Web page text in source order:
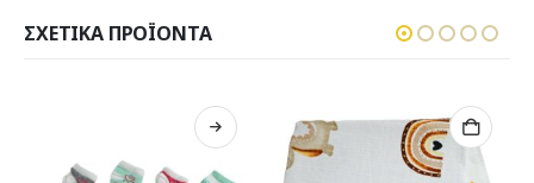
ΣΧΕΤΙΚΆ ΠΡΟΪΌΝΤΑ